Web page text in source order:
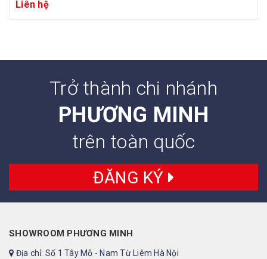
Liên hệ
Trở thành chi nhánh
PHƯƠNG MINH
trên toàn quốc
ĐĂNG KÝ
SHOWROOM PHƯƠNG MINH
Địa chỉ: Số 1 Tây Mỗ - Nam Từ Liêm Hà Nội